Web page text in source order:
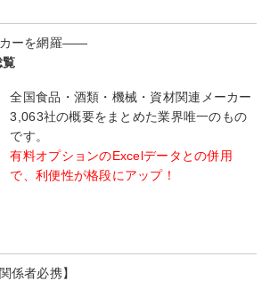
カーを網羅――
覧
全国食品・酒類・機械・資材関連メーカー
3,063社の概要をまとめた業界唯一のもの
です。
有料オプションのExcelデータとの併用
で、利便性が格段にアップ！
係者必携】